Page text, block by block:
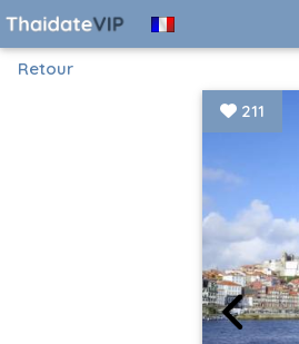
Retour
211